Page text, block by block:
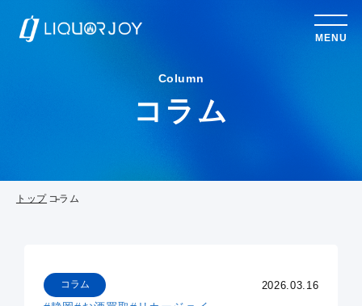
MENU
Column
コラム
トップ コラム
2026.03.16
コラム